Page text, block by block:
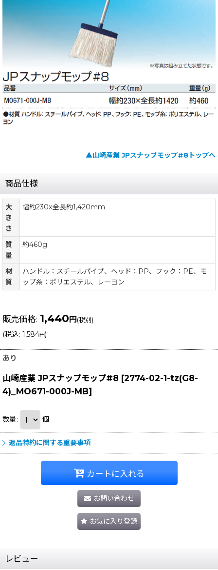
▲山崎産業 JPスナップモップ#8トップへ
商品仕様
大
き
さ
幅約230x全長約1,420mm
質
量
約460g
材
質
ハンドル：スチールパイプ、ヘッド：PP、フック：PE、モ
ップ糸：ポリエステル、レーヨン
販売価格: 1,440 円 (税別)
(税込: 1,584円)
あり
山崎産業 JPスナップモップ#8 [2774-02-1-tz(G8-
4)_MO671-000J-MB]
数量: 個
返品特約に関する重要事項
カートに入れる
お問い合わせ
お気に入り登録
レビュー